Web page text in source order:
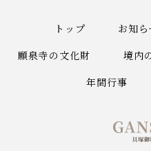
トップ お知ら
願泉寺の文化財
境内
年間行事